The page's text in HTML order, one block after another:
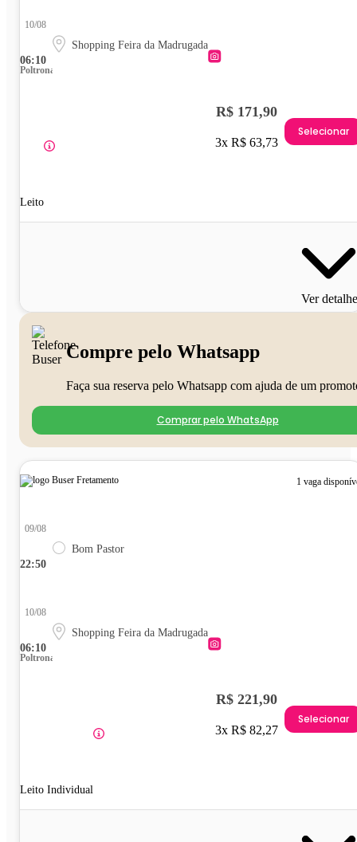
06:10
10/08
Shopping Feira da Madrugada
Poltrona
Leito
R$ 171,90
3x R$ 63,73
Selecionar
Ver
Compre pelo Whatsapp
Faça sua reserva pelo Whatsapp com ajuda de um
Comprar pelo WhatsApp
1 vaga
22:50
09/08
Bom Pastor
06:10
10/08
Shopping Feira da Madrugada
Poltrona
Leito Individual
R$ 221,90
3x R$ 82,27
Selecionar